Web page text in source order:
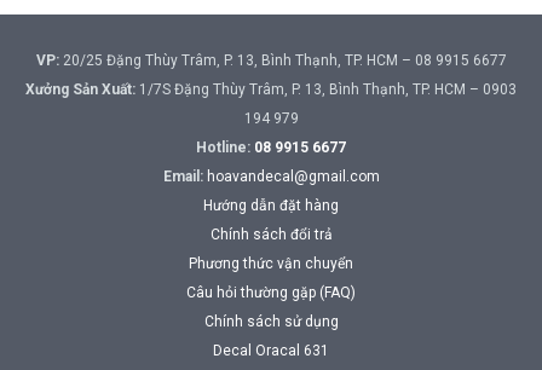
VP:20/25 Đặng Thùy Trâm, P. 13, Bình Thạnh, TP. HCM – 08 9915 6677
Xưởng Sản Xuất: 1/7S Đặng Thùy Trâm, P. 13, Bình Thạnh, TP. HCM – 0903
194 979
Hotline: 08 9915 6677
Email: hoavandecal@gmail.com
Hướng dẫn đặt hàng
Chính sách đổi trả
Phương thức vận chuyển
Câu hỏi thường gặp (FAQ)
Chính sách sử dụng
Decal Oracal 631